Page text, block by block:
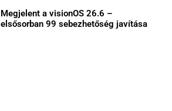
Megjelent a visionOS 26.6 –
elsősorban 99 sebezhetőség javítása